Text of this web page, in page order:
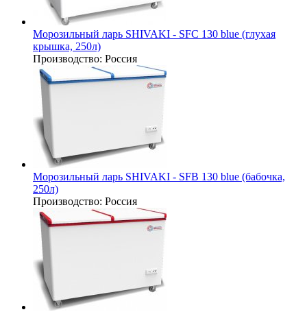
Морозильный ларь SHIVAKI - SFC 130 blue (глухая
крышка, 250л)
Производство: Россия
Морозильный ларь SHIVAKI - SFB 130 blue (бабочка,
250л)
Производство: Россия